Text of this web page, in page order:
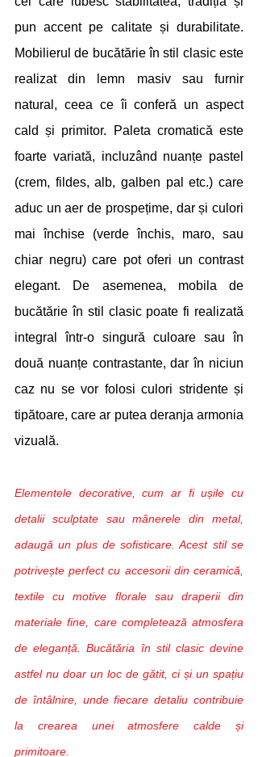
pun accent pe calitate și durabilitate.
Mobilierul de bucătărie în stil clasic este
realizat din lemn masiv sau furnir
natural, ceea ce îi conferă un aspect
cald și primitor. Paleta cromatică este
foarte variată, incluzând nuanțe pastel
(crem, fildes, alb, galben pal etc.) care
aduc un aer de prospețime, dar și culori
mai închise (verde închis, maro, sau
chiar negru) care pot oferi un contrast
elegant. De asemenea, mobila de
bucătărie în stil clasic poate fi realizată
integral într-o singură culoare sau în
două nuanțe contrastante, dar în niciun
caz nu se vor folosi culori stridente și
tipătoare, care ar putea deranja armonia
vizuală.
Elementele decorative, cum ar fi ușile cu
detalii sculptate sau mânerele din metal,
adaugă un plus de sofisticare. Acest stil se
potrivește perfect cu accesorii din ceramică,
textile cu motive florale sau draperii din
materiale fine, care completează atmosfera
de eleganță. Bucătăria în stil clasic devine
astfel nu doar un loc de gătit, ci și un spațiu
de întâlnire, unde fiecare detaliu contribuie
la crearea unei atmosfere calde și
primitoare.